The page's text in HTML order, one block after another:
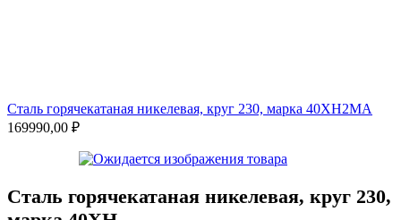
Сталь горячекатаная никелевая, круг 230, марка 40ХН2МА
169990,00 ₽
Сталь горячекатаная никелевая, круг 230,